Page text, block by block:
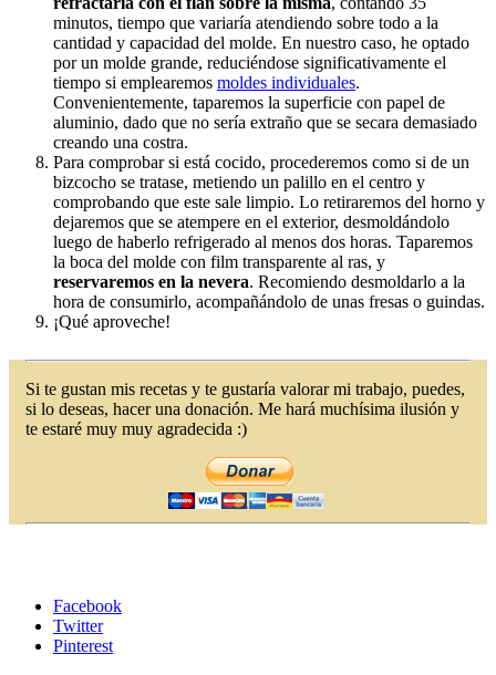
minutos, tiempo que variaría atendiendo sobre todo a la
cantidad y capacidad del molde. En nuestro caso, he optado
por un molde grande, reduciéndose significativamente el
tiempo si emplearemos moldes individuales.
Convenientemente, taparemos la superficie con papel de
aluminio, dado que no sería extraño que se secara demasiado
creando una costra.
Para comprobar si está cocido, procederemos como si de un
bizcocho se tratase, metiendo un palillo en el centro y
comprobando que este sale limpio. Lo retiraremos del horno y
dejaremos que se atempere en el exterior, desmoldándolo
luego de haberlo refrigerado al menos dos horas. Taparemos
la boca del molde con film transparente al ras, y
reservaremos en la nevera. Recomiendo desmoldarlo a la
hora de consumirlo, acompañándolo de unas fresas o guindas.
¡Qué aproveche!
Si te gustan mis recetas y te gustaría valorar mi trabajo, puedes,
si lo deseas, hacer una donación. Me hará muchísima ilusión y
te estaré muy muy agradecida :)
Facebook
Twitter
Pinterest